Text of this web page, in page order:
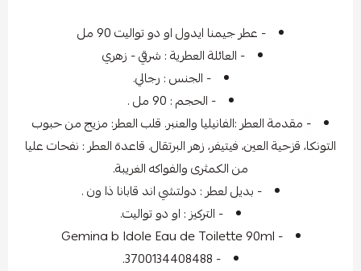
- عطر جيمنا ايدول او دو تواليت 90 مل
- العائلة العطرية : شرقي - زهري
- الجنس : رجالي.
- الحجم : 90 مل .
- مقدمة العطر :الفانيليا والعنبر. قلب العطر: مزيج من حبوب
التونكا، قزحية العين، فيتيفر، زهر البرتقال. قاعدة العطر : نفحات عليا
من الكمثرى والفواكه الغريبة.
- بديل لعطر : دولتشي اند قابانا ذا ون .
- التركيز : او دو تواليت.
- Gemina b Idole Eau de Toilette 90ml
- 3700134408488.